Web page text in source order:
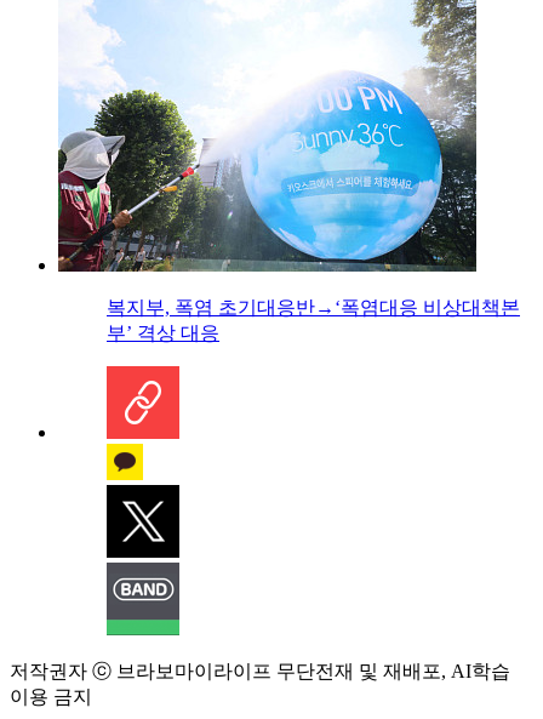
복지부, 폭염 초기대응반→‘폭염대응 비상대책본
부’ 격상 대응
저작권자 ⓒ 브라보마이라이프 무단전재 및 재배포, AI학습
이용 금지